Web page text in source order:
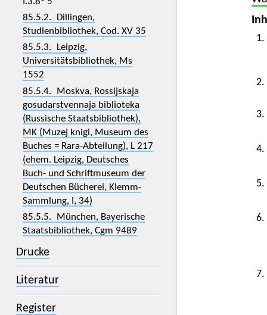
85.5.2. Dillingen,
Studienbibliothek, Cod. XV 35
85.5.3. Leipzig,
Universitätsbibliothek, Ms
1552
85.5.4. Moskva, Rossijskaja
gosudarstvennaja biblioteka
(Russische Staatsbibliothek),
MK (Muzej knigi, Museum des
Buches = Rara-Abteilung), L 217
(ehem. Leipzig, Deutsches
Buch- und Schriftmuseum der
Deutschen Bücherei, Klemm-
Sammlung, I, 34)
85.5.5. München, Bayerische
Staatsbibliothek, Cgm 9489
Drucke
Literatur
Register
1.
2.
3.
4.
5.
6.
7.